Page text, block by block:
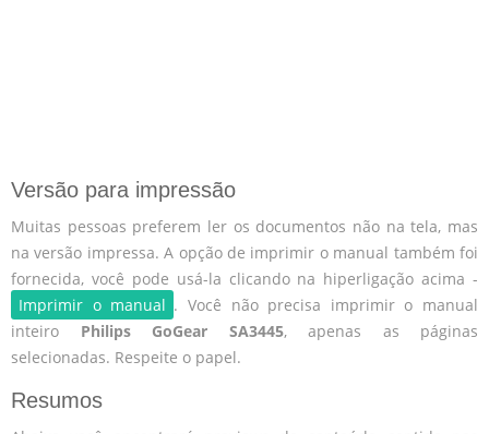
Versão para impressão
Muitas pessoas preferem ler os documentos não na tela, mas
na versão impressa. A opção de imprimir o manual também foi
fornecida, você pode usá-la clicando na hiperligação acima -
Imprimir o manual . Você não precisa imprimir o manual
inteiro Philips GoGear SA3445, apenas as páginas
selecionadas. Respeite o papel.
Resumos